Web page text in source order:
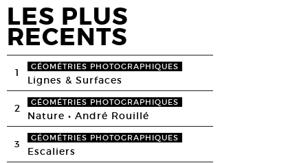
LES PLUS
RECENTS
1 GÉOMÉTRIES PHOTOGRAPHIQUES
Lignes & Surfaces
2 GÉOMÉTRIES PHOTOGRAPHIQUES
Nature • André Rouillé
3 GÉOMÉTRIES PHOTOGRAPHIQUES
Escaliers